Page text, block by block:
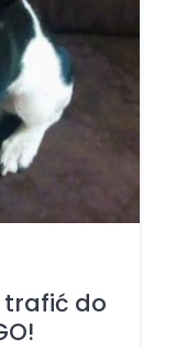
trafić do